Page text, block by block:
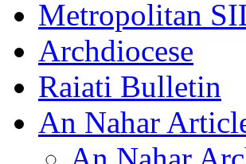
Metropolitan
Archdiocese
Raiati Bulletin
An Nahar